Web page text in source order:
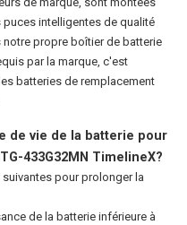
puces intelligentes de qualité
propre boîtier de batterie
par la marque, c'est
batteries de remplacement
de vie de la batterie pour
433G32MN TimelineX?
pour prolonger la
de la batterie inférieure à